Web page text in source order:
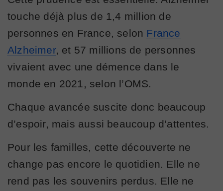
touche déjà plus de 1,4 million de
personnes en France, selon France
Alzheimer, et 57 millions de personnes
vivaient avec une démence dans le
monde en 2021, selon l’OMS.
Chaque avancée suscite donc beaucoup
d’espoir, mais aussi beaucoup d’attentes.
Pour les familles, cette découverte ne
change pas encore le quotidien. Elle ne
rend pas les souvenirs perdus. Elle ne